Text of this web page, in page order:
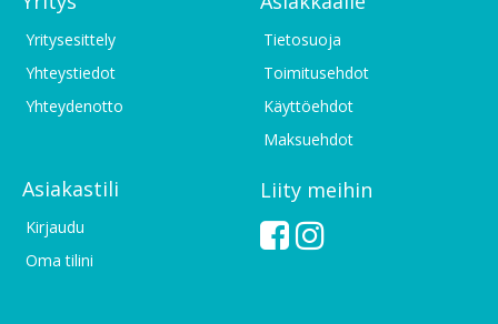
Yritysesittely
Yhteystiedot
Yhteydenotto
Tietosuoja
Toimitusehdot
Käyttöehdot
Maksuehdot
Asiakastili
Kirjaudu
Oma tilini
Liity meihin